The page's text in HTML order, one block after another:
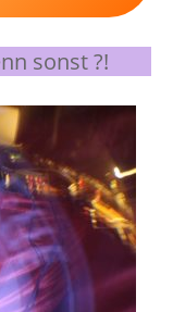
sonst ?!